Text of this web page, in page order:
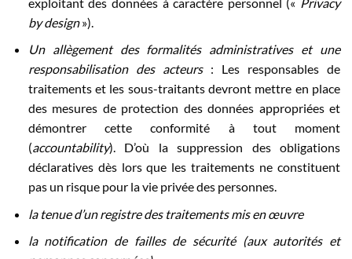
by design»).
Un allègement des formalités administratives et une
responsabilisation des acteurs: Les responsables de
traitements et les sous-traitants devront mettre en place
des mesures de protection des données appropriées et
démontrer cette conformité à tout moment
(accountability). D’où la suppression des obligations
déclaratives dès lors que les traitements ne constituent
pas un risque pour la vie privée des personnes.
la tenue d’un registre des traitements mis en œuvre
la notification de failles de sécurité (aux autorités et